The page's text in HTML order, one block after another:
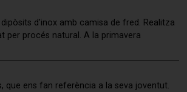
d'inox amb camisa de fred. Realitza
per procés natural. A la primavera
que ens fan referència a la seva joventut.